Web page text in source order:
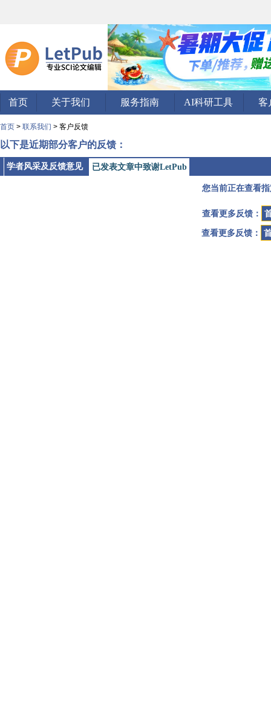
首页 关于我们 服务指南 AI科研工具 客
首页 > 联系我们 > 客户反馈
以下是近期部分客户的反馈：
学者风采及反馈意见 已发表文章中致谢LetPub
您当前正在查看
查看更多反馈：
查看更多反馈：